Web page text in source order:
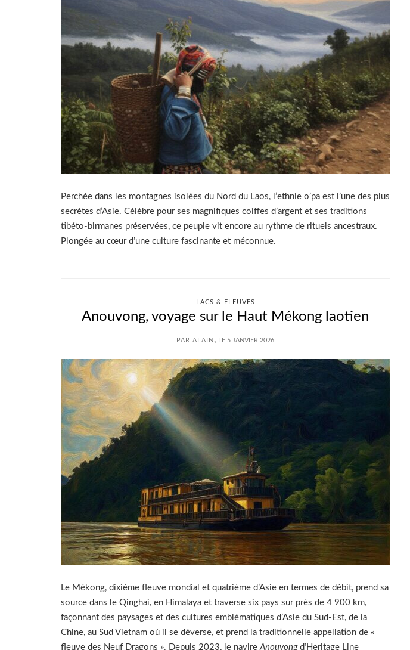
Perchée dans les montagnes isolées du Nord du Laos, l’ethnie o’pa est l’une des plus
secrètes d’Asie. Célèbre pour ses magnifiques coiffes d’argent et ses traditions
tibéto-birmanes préservées, ce peuple vit encore au rythme de rituels ancestraux.
Plongée au cœur d’une culture fascinante et méconnue.
LACS & FLEUVES
Anouvong, voyage sur le Haut Mékong laotien
PAR ALAIN , LE 5 JANVIER 2026
Le Mékong, dixième fleuve mondial et quatrième d’Asie en termes de débit, prend sa
source dans le Qinghai, en Himalaya et traverse six pays sur près de 4 900 km,
façonnant des paysages et des cultures emblématiques d’Asie du Sud-Est, de la
Chine, au Sud Vietnam où il se déverse, et prend la traditionnelle appellation de «
fleuve des Neuf Dragons ». Depuis 2023, le navire Anouvongd’Heritage Line